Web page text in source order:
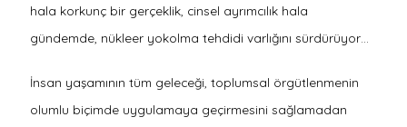
hala korkunç bir gerçeklik, cinsel ayrımcılık hala
gündemde, nükleer yokolma tehdidi varlığını sürdürüyor…
İnsan yaşamının tüm geleceği, toplumsal örgütlenmenin
olumlu biçimde uygulamaya geçirmesini sağlamadan